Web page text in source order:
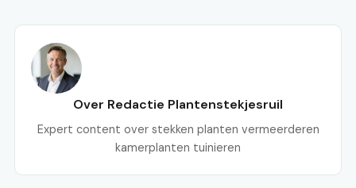
Over Redactie Plantenstekjesruil
Expert content over stekken planten vermeerderen
kamerplanten tuinieren